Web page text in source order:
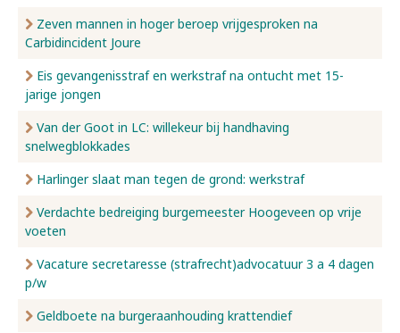
Zeven mannen in hoger beroep vrijgesproken na
Carbidincident Joure
Eis gevangenisstraf en werkstraf na ontucht met 15-
jarige jongen
Van der Goot in LC: willekeur bij handhaving
snelwegblokkades
Harlinger slaat man tegen de grond: werkstraf
Verdachte bedreiging burgemeester Hoogeveen op vrije
voeten
Vacature secretaresse (strafrecht)advocatuur 3 a 4 dagen
p/w
Geldboete na burgeraanhouding krattendief